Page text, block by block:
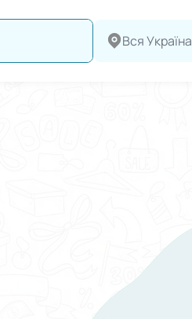
Вся Україна